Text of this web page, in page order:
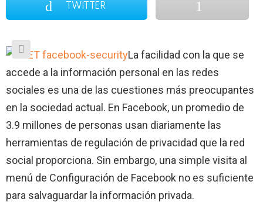
TWITTER
La facilidad con la que se
accede a la información personal en las redes
sociales es una de las cuestiones más preocupantes
en la sociedad actual. En Facebook, un promedio de
3.9 millones de personas usan diariamente las
herramientas de regulación de privacidad que la red
social proporciona. Sin embargo, una simple visita al
menú de Configuración de Facebook no es suficiente
para salvaguardar la información privada.